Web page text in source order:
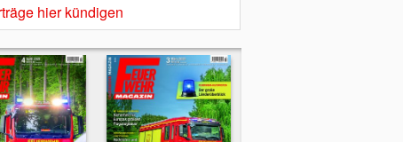
hier kündigen